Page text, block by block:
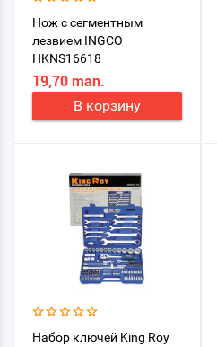
Нож с сегментным
лезвием INGCO
HKNS16618
19,70 man.
В корзину
Набор ключей King Roy